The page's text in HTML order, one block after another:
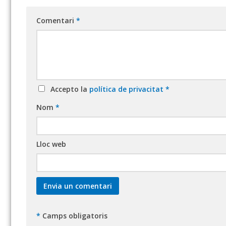
Comentari *
Accepto la política de privacitat *
Nom *
Lloc web
* Camps obligatoris